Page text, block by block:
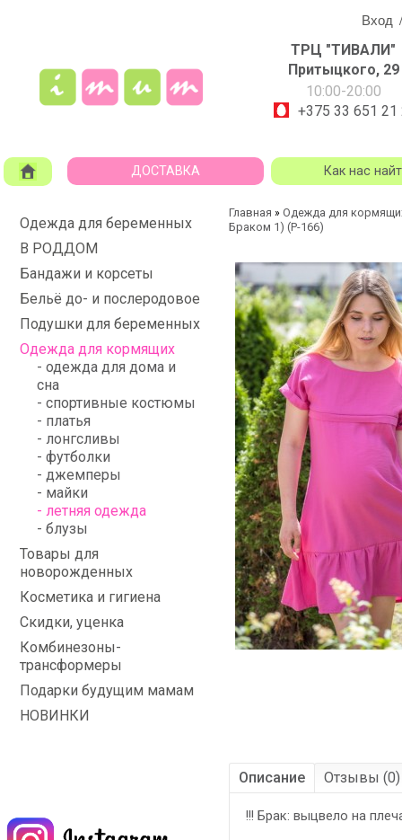
Вход
ТРЦ "ТИВАЛИ"
Притыцкого, 29
10:00-20:00
+375 33 651 21
ДОСТАВКА Как нас
Одежда для беременных
В РОДДОМ
Бандажи и корсеты
Бельё до- и послеродовое
Подушки для беременных
Одежда для кормящих
- одежда для дома и
сна
- спортивные костюмы
- платья
- лонгсливы
- футболки
- джемперы
- майки
- летняя одежда
- блузы
Товары для
новорожденных
Косметика и гигиена
Скидки, уценка
Комбинезоны-
трансформеры
Подарки будущим мамам
НОВИНКИ
Главная » Одежда для
Браком 1) (P-166)
Описание Отзывы (0)
!!! Брак: выцвело на